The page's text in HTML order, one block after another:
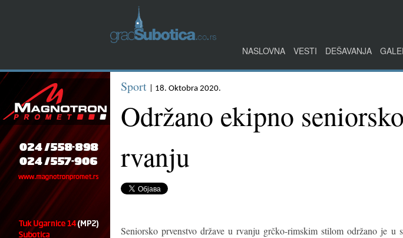
NASLOVNA VESTI DEŠAVANJA
Sport | 18. Oktobra 2020.
Održano ekipno
rvanju
Seniorsko prvenstvo države u rvanju grčko-rimskim stilom održano je u